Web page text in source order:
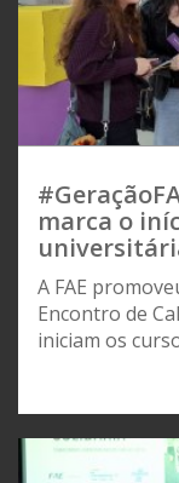
marca o
A FAE
Encontro de
iniciam os